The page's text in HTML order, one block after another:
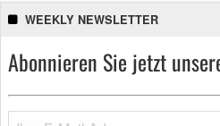
WEEKLY NEWSLETTER
Abonnieren Sie jetzt